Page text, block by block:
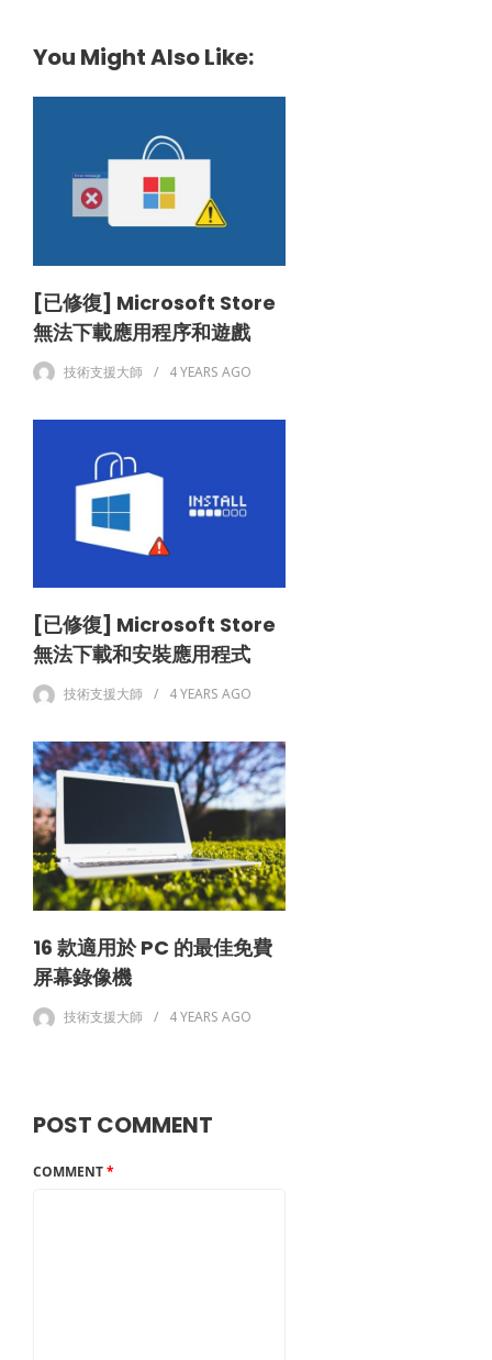
You Might Also Like:
[已修復] Microsoft Store
無法下載應用程序和遊戲
技術支援大師 4 YEARS AGO
[已修復] Microsoft Store
無法下載和安裝應用程式
技術支援大師 4 YEARS AGO
16 款適用於 PC 的最佳免費
屏幕錄像機
技術支援大師 4 YEARS AGO
POST COMMENT
COMMENT*